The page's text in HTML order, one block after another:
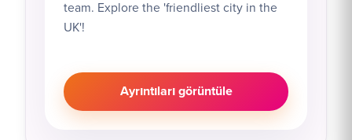
team. Explore the 'friendliest city in the
UK'!
Ayrıntıları görüntüle